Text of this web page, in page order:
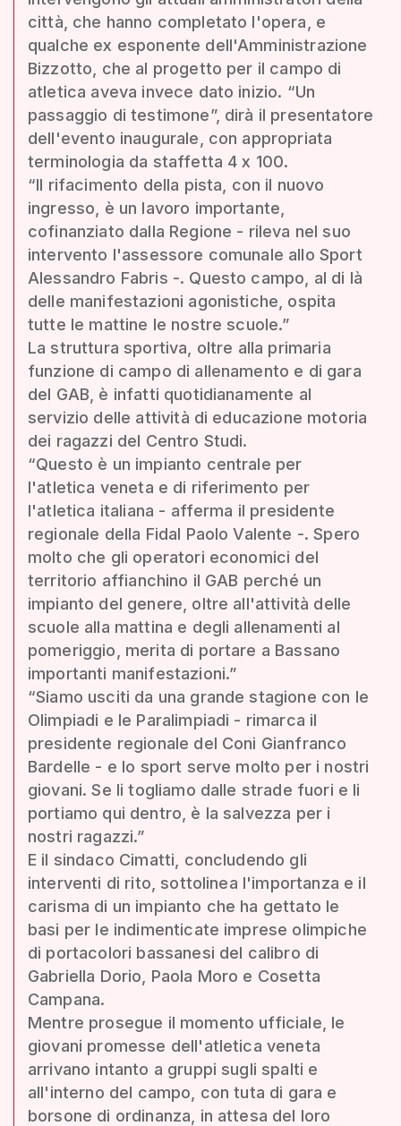
città, che hanno completato l'opera, e
qualche ex esponente dell'Amministrazione
Bizzotto, che al progetto per il campo di
atletica aveva invece dato inizio. “Un
passaggio di testimone”, dirà il presentatore
dell'evento inaugurale, con appropriata
terminologia da staffetta 4 x 100.
“Il rifacimento della pista, con il nuovo
ingresso, è un lavoro importante,
cofinanziato dalla Regione - rileva nel suo
intervento l'assessore comunale allo Sport
Alessandro Fabris -. Questo campo, al di là
delle manifestazioni agonistiche, ospita
tutte le mattine le nostre scuole.”
La struttura sportiva, oltre alla primaria
funzione di campo di allenamento e di gara
del GAB, è infatti quotidianamente al
servizio delle attività di educazione motoria
dei ragazzi del Centro Studi.
“Questo è un impianto centrale per
l'atletica veneta e di riferimento per
l'atletica italiana - afferma il presidente
regionale della Fidal Paolo Valente -. Spero
molto che gli operatori economici del
territorio affianchino il GAB perché un
impianto del genere, oltre all'attività delle
scuole alla mattina e degli allenamenti al
pomeriggio, merita di portare a Bassano
importanti manifestazioni.”
“Siamo usciti da una grande stagione con le
Olimpiadi e le Paralimpiadi - rimarca il
presidente regionale del Coni Gianfranco
Bardelle - e lo sport serve molto per i nostri
giovani. Se li togliamo dalle strade fuori e li
portiamo qui dentro, è la salvezza per i
nostri ragazzi.”
E il sindaco Cimatti, concludendo gli
interventi di rito, sottolinea l'importanza e il
carisma di un impianto che ha gettato le
basi per le indimenticate imprese olimpiche
di portacolori bassanesi del calibro di
Gabriella Dorio, Paola Moro e Cosetta
Campana.
Mentre prosegue il momento ufficiale, le
giovani promesse dell'atletica veneta
arrivano intanto a gruppi sugli spalti e
all'interno del campo, con tuta di gara e
borsone di ordinanza, in attesa del loro